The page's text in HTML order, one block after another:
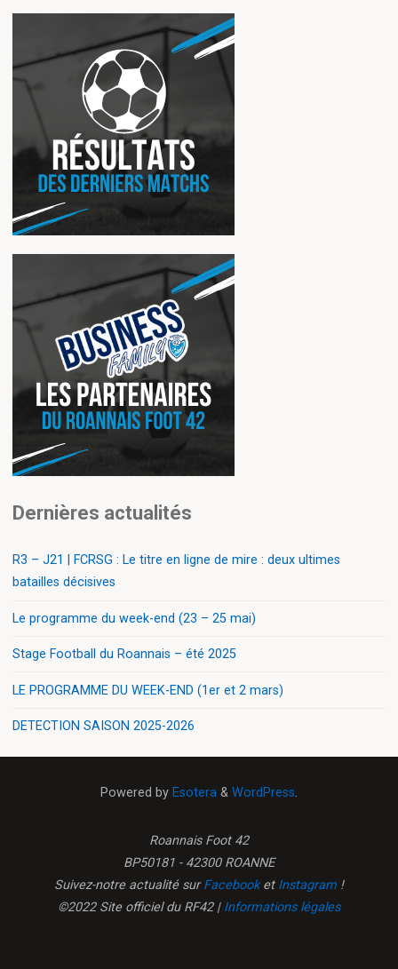
Dernières actualités
R3 – J21 | FCRSG : Le titre en ligne de mire : deux ultimes
batailles décisives
Le programme du week-end (23 – 25 mai)
Stage Football du Roannais – été 2025
LE PROGRAMME DU WEEK-END (1er et 2 mars)
DETECTION SAISON 2025-2026
Powered by Esotera & WordPress.
Roannais Foot 42
BP50181 - 42300 ROANNE
Suivez-notre actualité surFacebooket Instagram !
©2022 Site officiel du RF42 | Informations légales